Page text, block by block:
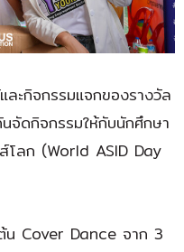
ละกิจกรรมแจกของรางวัล
จัดกิจกรรมให้กับนักศึกษา
โลก (World ASID Day
น Cover Dance จาก 3